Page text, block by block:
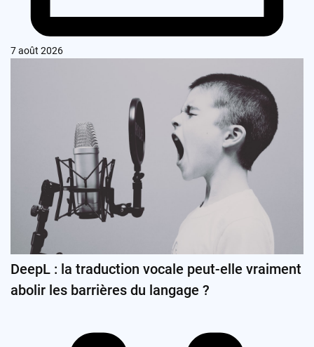
7 août 2026
DeepL : la traduction vocale peut-elle vraiment
abolir les barrières du langage ?